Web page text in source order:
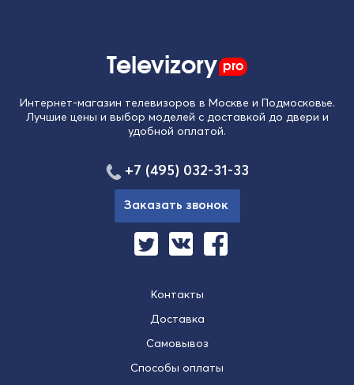
Televizory pro
Интернет-магазин телевизоров в Москве и Подмосковье.
Лучшие цены и выбор моделей с доставкой до двери и
удобной оплатой.
Контакты
Доставка
Самовывоз
Способы оплаты
+7 (495) 032-31-33
Заказать звонок